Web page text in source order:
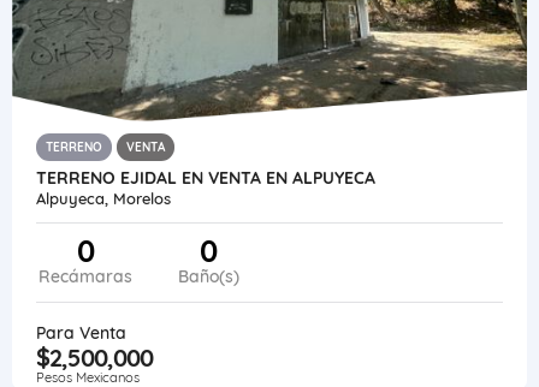
TERRENO VENTA
TERRENO EJIDAL EN VENTA EN ALPUYECA
Alpuyeca, Morelos
0
Recámaras
0
Baño(s)
Para Venta
$2,500,000
Pesos Mexicanos